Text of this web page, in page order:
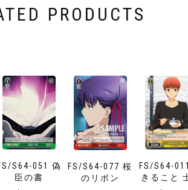
PRODUCTS
S64-051 偽
臣の書
FS/S64-077 桜
のリボン
FS/S64-
きること